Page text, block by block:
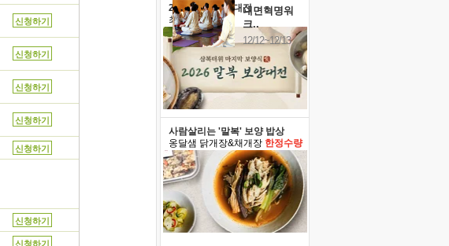
신청하기
신청하기
신청하기
신청하기
신청하기
신청하기
신청하기
내면혁명워
크..
12/12~12/13
2026 말복 보양대전
최대74%할인
사람살리는 '말복' 보양 밥상
옹달샘 닭개장&채개장 한정수량